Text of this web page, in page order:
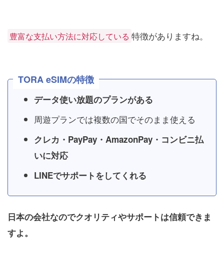
豊富な支払い方法に対応している 特徴がありますね。
TORA eSIMの特徴
データ使い放題のプランがある
周遊プランでは複数の国でそのまま使える
クレカ・PayPay・AmazonPay・コンビニ払
いに対応
LINEでサポートをしてくれる
日本の会社なのでクオリティやサポートは信頼できま
すよ。